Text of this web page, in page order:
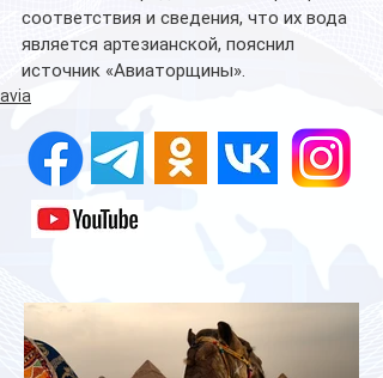
соответствия и сведения, что их вода
является артезианской, пояснил
источник «Авиаторщины».
avia